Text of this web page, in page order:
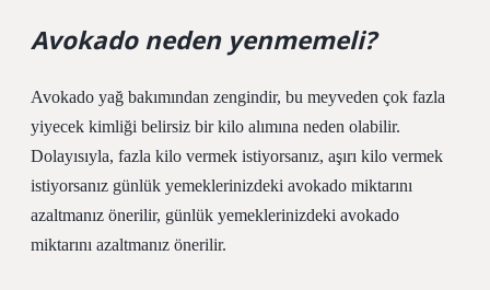
Avokado neden yenmemeli?
Avokado yağ bakımından zengindir, bu meyveden çok fazla
yiyecek kimliği belirsiz bir kilo alımına neden olabilir.
Dolayısıyla, fazla kilo vermek istiyorsanız, aşırı kilo vermek
istiyorsanız günlük yemeklerinizdeki avokado miktarını
azaltmanız önerilir, günlük yemeklerinizdeki avokado
miktarını azaltmanız önerilir.